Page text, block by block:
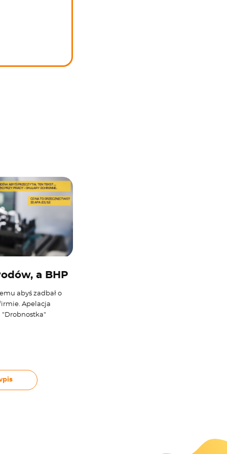
a BHP
abyś zadbał o
Apelacja
"Drobnostka"